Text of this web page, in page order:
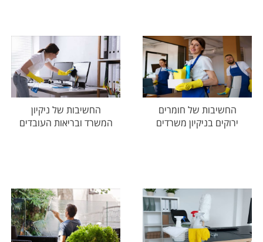
החשיבות של חומרים
ירוקים בניקיון משרדים
החשיבות של ניקיון
המשרד ובריאות העובדים